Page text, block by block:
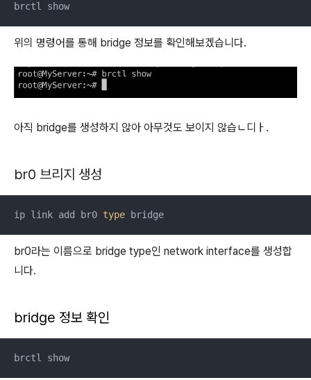
brctl show
위의 명령어를 통해 bridge 정보를 확인해보겠습니다.
아직 bridge를 생성하지 않아 아무것도 보이지 않습ㄴ디ㅏ.
br0 브리지 생성
ip link add br0 type bridge
br0라는 이름으로 bridge type인 network interface를 생성합
니다.
bridge 정보 확인
brctl show